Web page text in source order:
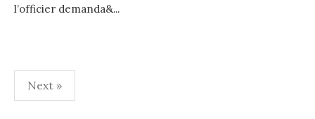
l’officier demanda&...
Pagination
des
Next »